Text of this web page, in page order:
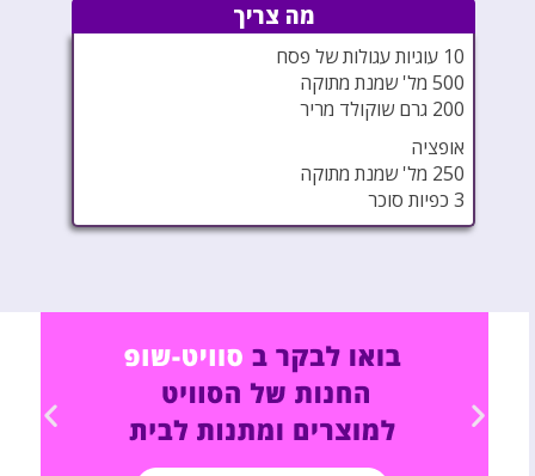
מה צריך
10 עוגיות עגולות של פסח
500 מל' שמנת מתוקה
200 גרם שוקולד מריר
אופציה
250 מל' שמנת מתוקה
3 כפיות סוכר